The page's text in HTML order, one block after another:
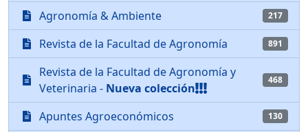
Agronomía & Ambiente 217
Revista de la Facultad de Agronomía 891
Revista de la Facultad de Agronomía y
Veterinaria - Nueva colección
468
Apuntes Agroeconómicos 130